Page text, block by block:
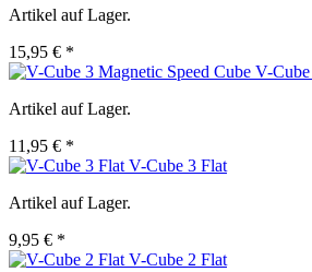
Artikel auf Lager.
15,95 € *
V-
Artikel auf Lager.
11,95 € *
V-Cube 3 Flat
Artikel auf Lager.
9,95 € *
V-Cube 2 Flat